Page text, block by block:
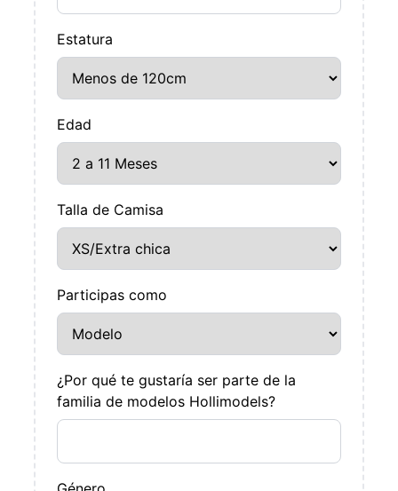
Estatura
Edad
Talla de Camisa
Participas como
¿Por qué te gustaría ser parte de la
familia de modelos Hollimodels?